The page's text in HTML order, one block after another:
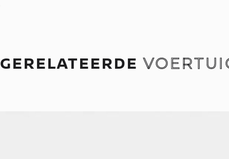
GERELATEERDE